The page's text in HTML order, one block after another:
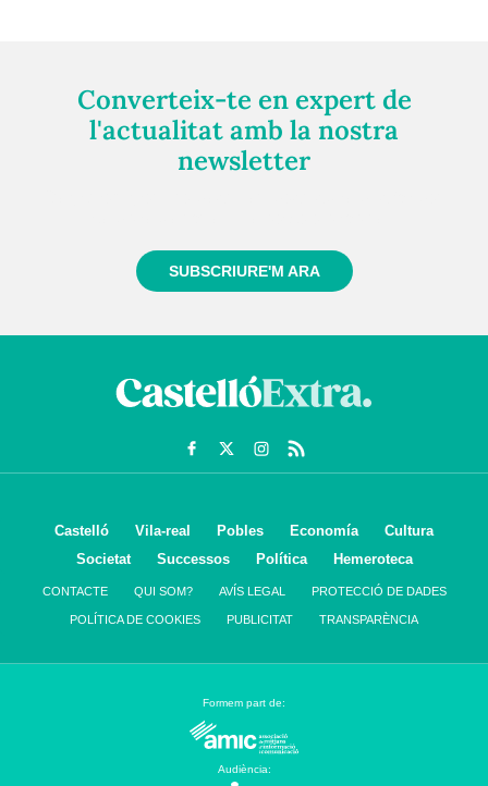
Converteix-te en expert de
l'actualitat amb la nostra
newsletter
SUBSCRIURE'M ARA
Castelló Vila-real Pobles Economía
Cultura
Societat
Successos Política Hemeroteca
CONTACTE QUI SOM? AVÍS LEGAL PROTECCIÓ DE DADES
POLÍTICA DE COOKIES PUBLICITAT TRANSPARÈNCIA
Formem part de:
Audiència: